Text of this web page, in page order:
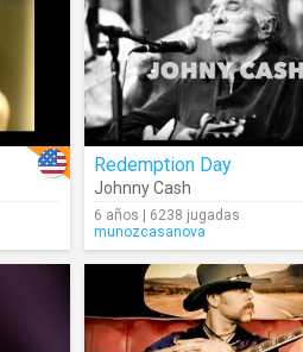
Redemption Day
Johnny Cash
6 años | 6238 jugadas
munozcasanova